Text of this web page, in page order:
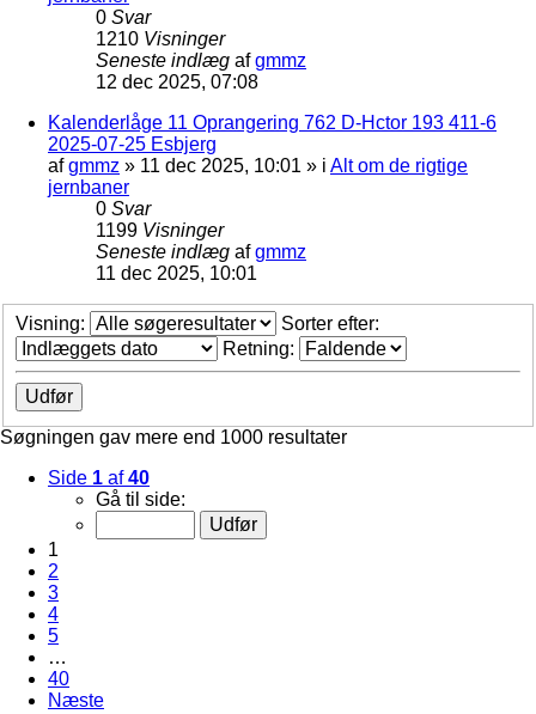
0 Svar
1210 Visninger
Seneste indlæg afgmmz
12 dec 2025, 07:08
Kalenderlåge 11 Oprangering 762 D-Hctor 193 411-6
2025-07-25 Esbjerg
afgmmz » 11 dec 2025, 10:01 » i Alt om de rigtige
jernbaner
0 Svar
1199 Visninger
Seneste indlæg afgmmz
11 dec 2025, 10:01
Visning:
Sorter efter:
Retning:
Søgningen gav mere end 1000 resultater
Side 1 af40
Gå til side:
1
2
3
4
5
…
40
Næste